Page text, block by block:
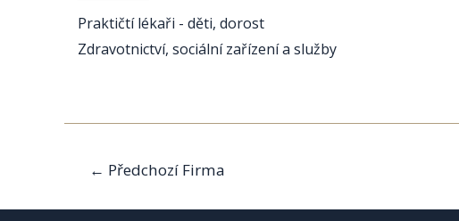
Praktičtí lékaři - děti, dorost
Zdravotnictví, sociální zařízení a služby
Navigace
← Předchozí Firma